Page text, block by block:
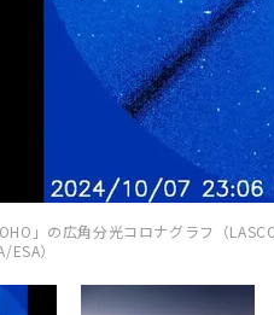
」の広角分光コロナグラフ（
）